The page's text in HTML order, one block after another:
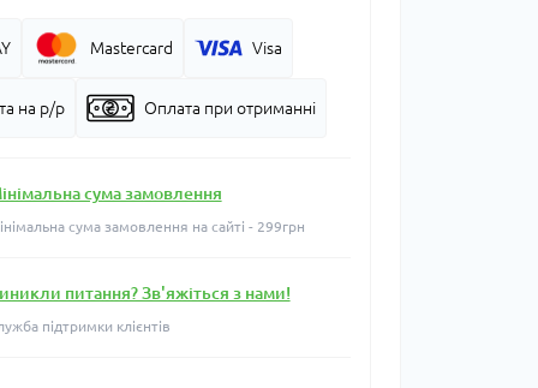
Mastercard Visa
на р/р Оплата при отриманні
сума замовлення
сума замовлення на сайті - 299грн
питання? Зв'яжіться з нами!
підтримки клієнтів